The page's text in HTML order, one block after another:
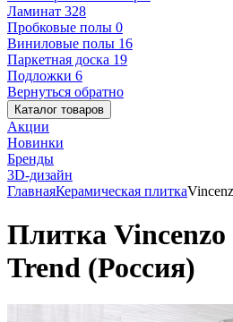
Ламинат 328
Пробковые полы 0
Виниловые полы 16
Паркетная доска 19
Подложки 6
Вернуться обратно
Каталог товаров
Акции
Новинки
Бренды
3D-дизайн
ГлавнаяКерамическая плитка
Плитка Vincenzo
Trend (Россия)